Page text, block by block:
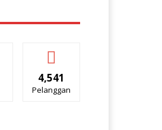
4,541
Pelanggan